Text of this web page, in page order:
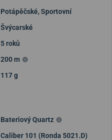
Potápěčské,Sportovní
Švýcarské
5 roků
200 m
117 g
Bateriový Quartz
Caliber 101 (Ronda 5021.D)